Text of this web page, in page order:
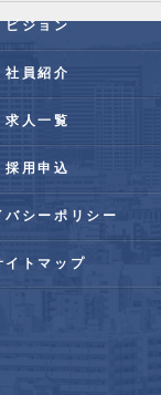
ビジョン
社員紹介
求人一覧
採用申込
バシーポリシー
イトマップ